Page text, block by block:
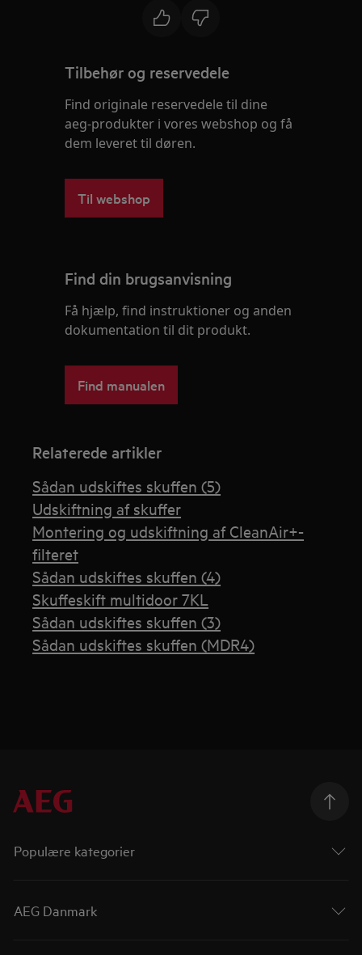
Tilbehør og reservedele
Find originale reservedele til dine
aeg-produkter i vores webshop og få
dem leveret til døren.
Til webshop
Find din brugsanvisning
Få hjælp, find instruktioner og anden
dokumentation til dit produkt.
Find manualen
Relaterede artikler
Sådan udskiftes skuffen (5)
Udskiftning af skuffer
Montering og udskiftning af CleanAir+-
filteret
Sådan udskiftes skuffen (4)
Skuffeskift multidoor 7KL
Sådan udskiftes skuffen (3)
Sådan udskiftes skuffen (MDR4)
Populære kategorier
AEG Danmark